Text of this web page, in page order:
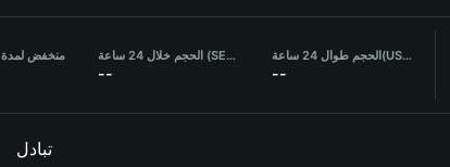
منخفض لمدة 24 ساعة الحجم خلال 24 ساعة (SENDIT)
--
الحجم طوال 24 ساعة(USDT)
--
تبادل